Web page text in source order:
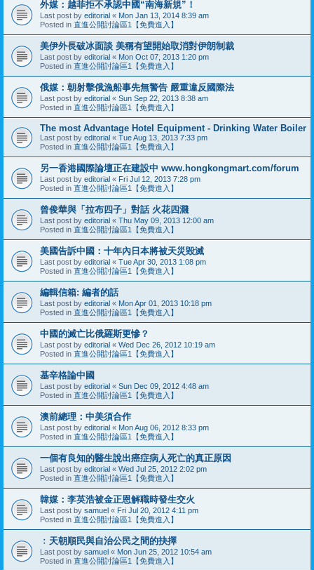
外媒：越菲拒不承認中國“南海新規”！
Last post by editorial « Mon Jan 13, 2014 8:39 am
Posted in 直進公開討論區1【免費進入】
美伊外長破冰面談 美稱有望開始取消對伊朗制裁
Last post by editorial « Mon Oct 07, 2013 1:20 pm
Posted in 直進公開討論區1【免費進入】
俄媒：朝射擊俄漁船事先無警告 嚴重違反國際法
Last post by editorial « Sun Sep 22, 2013 8:38 am
Posted in 直進公開討論區1【免費進入】
The most Advantage Hotel Equipment - Drinking Water Boiler
Last post by editorial « Tue Aug 13, 2013 7:33 pm
Posted in 直進公開討論區1【免費進入】
另一香港國際論壇正在建設中 www.hongkongmart.com/forum
Last post by editorial « Fri Jul 12, 2013 7:28 pm
Posted in 直進公開討論區1【免費進入】
曾俊華與「拉布四子」對話 火花四濺
Last post by editorial « Thu May 09, 2013 12:00 am
Posted in 直進公開討論區1【免費進入】
美國告訴中國：十年內日本將被天災毀滅
Last post by editorial « Tue Apr 30, 2013 1:08 pm
Posted in 直進公開討論區1【免費進入】
編輯信箱: 編者的話
Last post by editorial « Mon Apr 01, 2013 10:18 pm
Posted in 直進公開討論區1【免費進入】
中國的滅亡比俄羅斯更慘？
Last post by editorial « Wed Dec 26, 2012 10:19 am
Posted in 直進公開討論區1【免費進入】
基辛格論中國
Last post by editorial « Sun Dec 09, 2012 4:48 am
Posted in 直進公開討論區1【免費進入】
澳前總理：中美須合作
Last post by editorial « Mon Aug 06, 2012 8:33 pm
Posted in 直進公開討論區1【免費進入】
一個有良知的醫生說出癌症病人死亡的真正原因
Last post by editorial « Wed Jul 25, 2012 2:02 pm
Posted in 直進公開討論區1【免費進入】
韓媒：李英浩被金正恩解職時發生交火
Last post by samuel « Fri Jul 20, 2012 4:11 pm
Posted in 直進公開討論區1【免費進入】
﹕天朝順民與自治公民之間的抉擇
Last post by samuel « Mon Jun 25, 2012 10:54 am
Posted in 直進公開討論區1【免費進入】